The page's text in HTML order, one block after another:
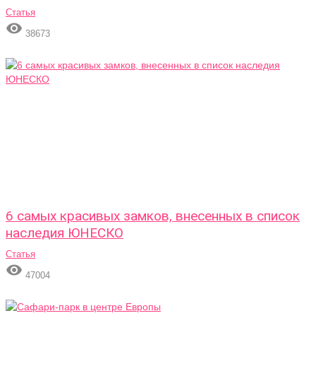
Статья
 38673
6 самых красивых замков, внесенных в список
наследия ЮНЕСКО
Статья
 47004